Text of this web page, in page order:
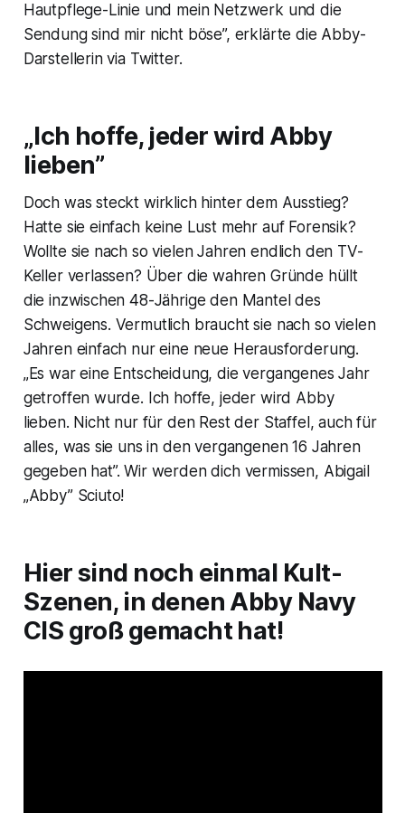
Hautpflege-Linie und mein Netzwerk und die
Sendung sind mir nicht böse”, erklärte die Abby-
Darstellerin via Twitter.
„Ich hoffe, jeder wird Abby
lieben”
Doch was steckt wirklich hinter dem Ausstieg?
Hatte sie einfach keine Lust mehr auf Forensik?
Wollte sie nach so vielen Jahren endlich den TV-
Keller verlassen? Über die wahren Gründe hüllt
die inzwischen 48-Jährige den Mantel des
Schweigens. Vermutlich braucht sie nach so vielen
Jahren einfach nur eine neue Herausforderung.
„Es war eine Entscheidung, die vergangenes Jahr
getroffen wurde. Ich hoffe, jeder wird Abby
lieben. Nicht nur für den Rest der Staffel, auch für
alles, was sie uns in den vergangenen 16 Jahren
gegeben hat”. Wir werden dich vermissen, Abigail
„Abby” Sciuto!
Hier sind noch einmal Kult-
Szenen, in denen Abby Navy
CIS groß gemacht hat!